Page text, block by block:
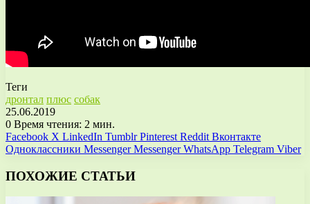
Теги
дронтал плюс собак
25.06.2019
0 Время чтения: 2 мин.
Facebook X LinkedIn Tumblr Pinterest Reddit Вконтакте
Одноклассники Messenger Messenger WhatsApp Telegram Viber
ПОХОЖИЕ СТАТЬИ